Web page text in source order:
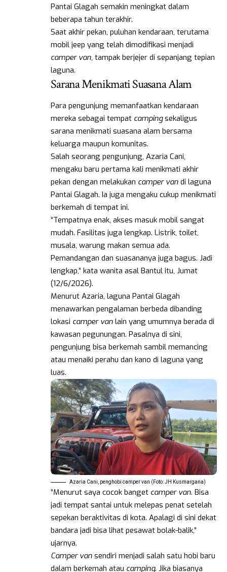
Pantai Glagah semakin meningkat dalam
beberapa tahun terakhir.
Saat akhir pekan, puluhan kendaraan, terutama
mobil jeep yang telah dimodifikasi menjadi
camper van, tampak berjejer di sepanjang tepian
laguna.
Sarana Menikmati Suasana Alam
Para pengunjung memanfaatkan kendaraan
mereka sebagai tempat campingsekaligus
sarana menikmati suasana alam bersama
keluarga maupun komunitas.
Salah seorang pengunjung, Azaria Cani,
mengaku baru pertama kali menikmati akhir
pekan dengan melakukan camper van di laguna
Pantai Glagah. Ia juga mengaku cukup menikmati
berkemah di tempat ini.
“Tempatnya enak, akses masuk mobil sangat
mudah. Fasilitas juga lengkap. Listrik, toilet,
musala, warung makan semua ada.
Pemandangan dan suasananya juga bagus. Jadi
lengkap,” kata wanita asal Bantul itu, Jumat
(12/6/2026).
Menurut Azaria, laguna Pantai Glagah
menawarkan pengalaman berbeda dibanding
lokasi camper van lain yang umumnya berada di
kawasan pegunungan. Pasalnya di sini,
pengunjung bisa berkemah sambil memancing
atau menaiki perahu dan kano di laguna yang
luas.
Azaria Cani, penghobi camper van (Foto: JH Kusmargana)
“Menurut saya cocok banget camper van. Bisa
jadi tempat santai untuk melepas penat setelah
sepekan beraktivitas di kota. Apalagi di sini dekat
bandara jadi bisa lihat pesawat bolak-balik,”
ujarnya.
Camper van sendiri menjadi salah satu hobi baru
dalam berkemah atau camping. Jika biasanya